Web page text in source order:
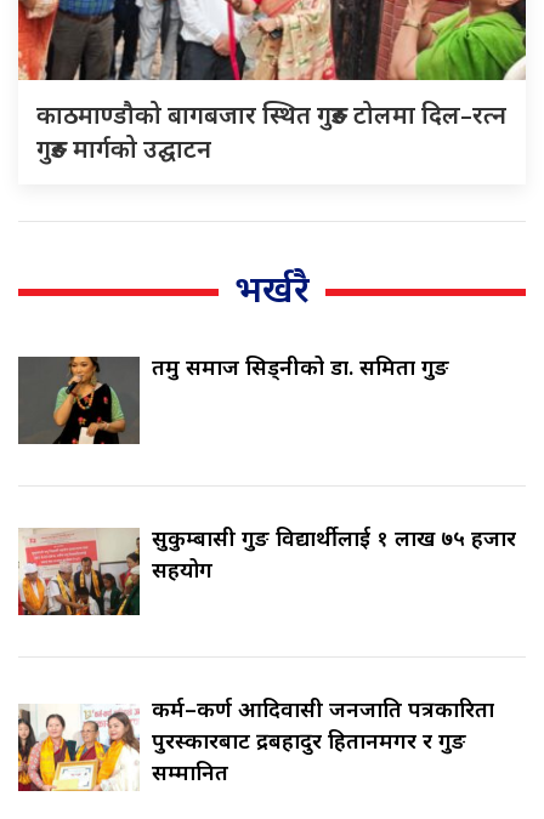
काठमाण्डौको बागबजार स्थित गुरुङ टोलमा दिल–रत्न
गुरुङ मार्गको उद्घाटन
भर्खरै
तमु समाज सिड्नीको डा. समिता गुरुङ
सुकुम्बासी गुरुङ विद्यार्थीलाई १ लाख ७५ हजार
सहयोग
कर्म–कर्ण आदिवासी जनजाति पत्रकारिता
पुरस्कारबाट रुद्रबहादुर हितानमगर र गुरुङ
सम्मानित